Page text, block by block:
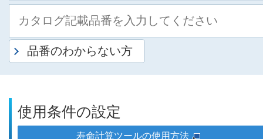
品番のわからない方
使用条件の設定
寿命計算ツールの使用方法